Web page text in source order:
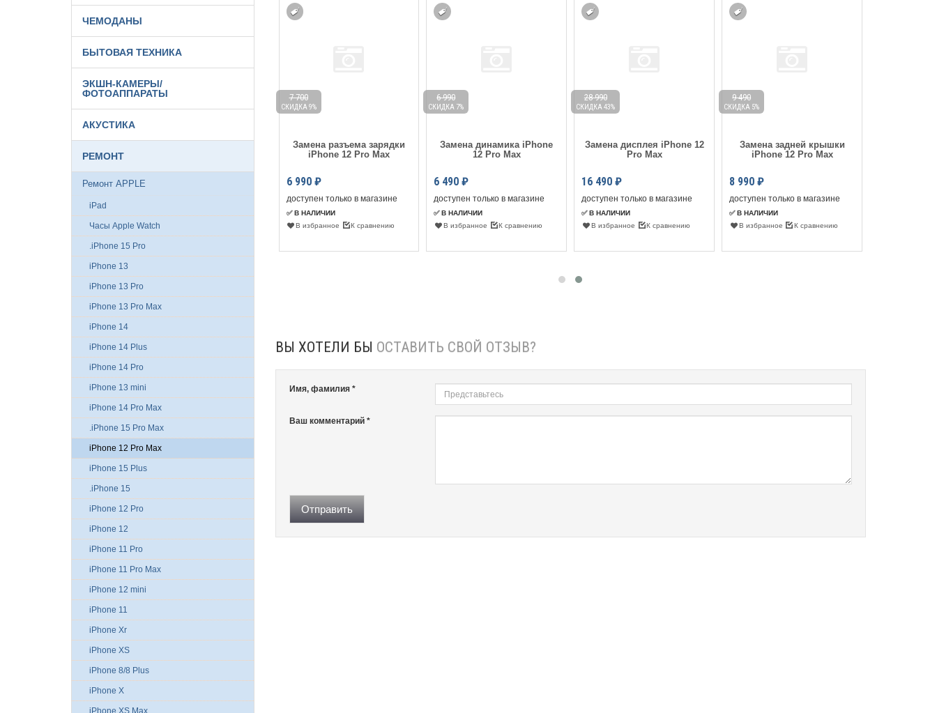
iPhone 12 Pro Max
К сравнению
990
1 100
СКИДКА 10%
В избранное
Замена разъема зарядки
iPhone 12 Pro Max
6 990 ₽
7 700
СКИДКА 9%
доступен только в магазине
✅ В НАЛИЧИИ
В избранное
К сравнению
Замена динамика iPhone
12 Pro Max
6 490 ₽
6 990
СКИДКА 7%
доступен только в магазине
✅ В НАЛИЧИИ
В избранное
К сравнению
Замена дисплея iPhone 12
Pro Max
16 490 ₽
28 990
СКИДКА 43%
доступен только в магазине
✅ В НАЛИЧИИ
В избранное
К сравнению
Замена задней крышки
iPhone 12 Pro Max
8 990 ₽
9 490
СКИДКА 5%
доступен только в магазине
✅ В НАЛИЧИИ
В избранное
К сравнению
ВЫ ХОТЕЛИ БЫ ОСТАВИТЬ СВОЙ ОТЗЫВ?
Имя, фамилия *
Ваш комментарий *
Отправить
ЧЕМОДАНЫ
БЫТОВАЯ ТЕХНИКА
ЭКШН-КАМЕРЫ/
ФОТОАППАРАТЫ
АКУСТИКА
РЕМОНТ
Ремонт APPLE
iPad
Часы Apple Watch
.iPhone 15 Pro
iPhone 13
iPhone 13 Pro
iPhone 13 Pro Max
iPhone 14
iPhone 14 Plus
iPhone 14 Pro
iPhone 13 mini
iPhone 14 Pro Max
.iPhone 15 Pro Max
iPhone 12 Pro Max
iPhone 15 Plus
.iPhone 15
iPhone 12 Pro
iPhone 12
iPhone 11 Pro
iPhone 11 Pro Max
iPhone 12 mini
iPhone 11
iPhone Xr
iPhone XS
iPhone 8/8 Plus
iPhone X
iPhone XS Max